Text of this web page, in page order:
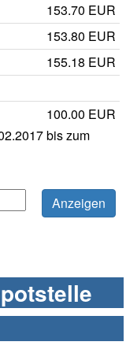
153.70 EUR
153.80 EUR
155.18 EUR
100.00 EUR
bis zum